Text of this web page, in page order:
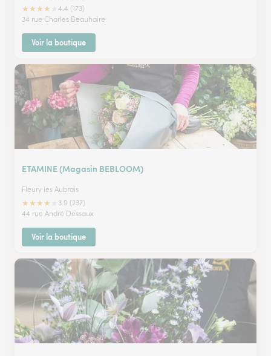
★★★★
4.4 (173)
34 rue Charles Beauhaire
Voir la boutique
ETAMINE (Magasin BEBLOOM)
Fleury les Aubrais
★★★★
3.9 (237)
44 rue André Dessaux
Voir la boutique